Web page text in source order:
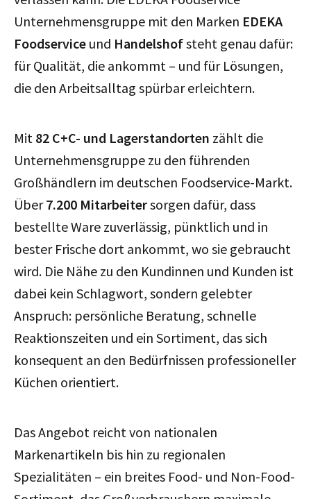
Unternehmensgruppe mit den Marken EDEKA
Foodservice und Handelshofsteht genau dafür:
für Qualität, die ankommt – und für Lösungen,
die den Arbeitsalltag spürbar erleichtern.
Mit 82 C+C- und Lagerstandorten zählt die
Unternehmensgruppe zu den führenden
Großhändlern im deutschen Foodservice-Markt.
Über7.200 Mitarbeitersorgen dafür, dass
bestellte Ware zuverlässig, pünktlich und in
bester Frische dort ankommt, wo sie gebraucht
wird. Die Nähe zu den Kundinnen und Kunden ist
dabei kein Schlagwort, sondern gelebter
Anspruch: persönliche Beratung, schnelle
Reaktionszeiten und ein Sortiment, das sich
konsequent an den Bedürfnissen professioneller
Küchen orientiert.
Das Angebot reicht von nationalen
Markenartikeln bis hin zu regionalen
Spezialitäten – ein breites Food- und Non-Food-